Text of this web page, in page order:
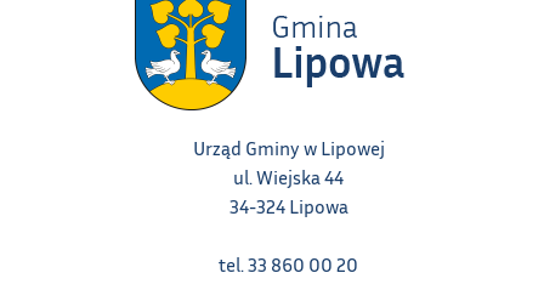
Urząd Gminy w Lipowej
ul. Wiejska 44
34-324 Lipowa
tel. 33 860 00 20